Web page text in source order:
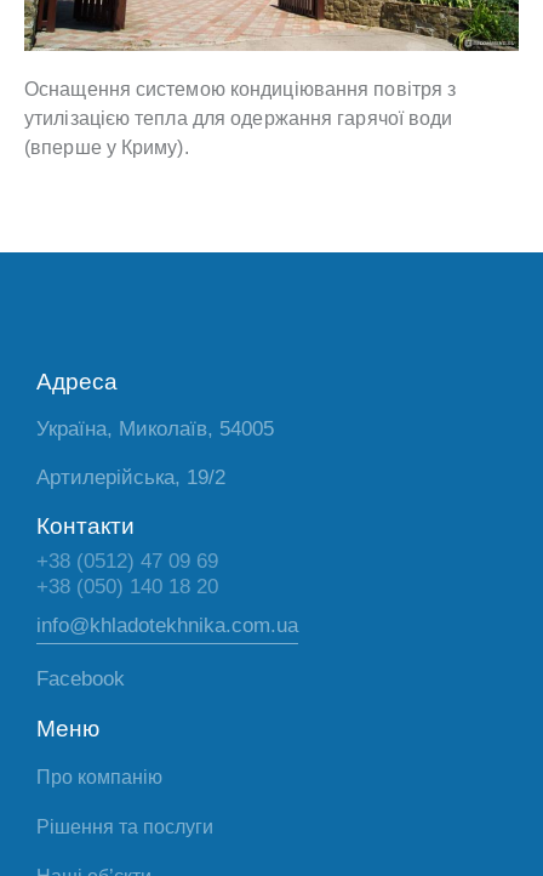
Оснащення системою кондиціювання повітря з
утилізацією тепла для одержання гарячої води
(вперше у Криму).
Адреса
Україна, Миколаїв, 54005
Артилерійська, 19/2
Контакти
+38 (0512) 47 09 69
+38 (050) 140 18 20
info@khladotekhnika.com.ua
Facebook
Меню
Про компанію
Рішення та послуги